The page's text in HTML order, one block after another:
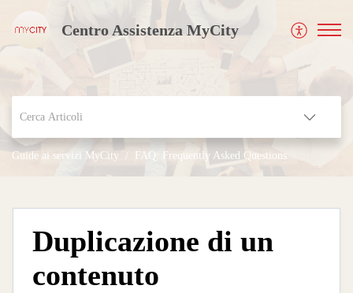
Centro Assistenza MyCity
Guide ai servizi MyCity FAQ: Frequently Asked Questions
Duplicazione di un
contenuto